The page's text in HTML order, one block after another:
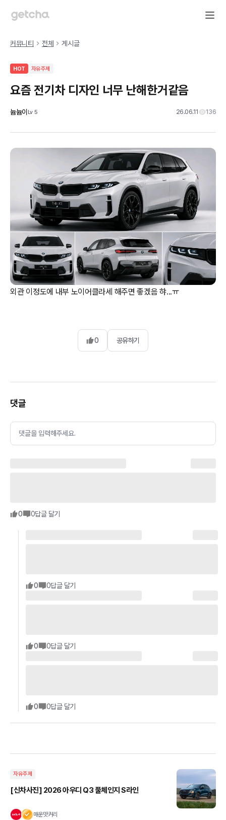
커뮤니티 전체 게시글
HOT 자유주제
요즘 전기차 디자인 너무 난해한거같음
늄늄이 Lv5 26.06.11 136
외관 이정도에 내부 노이어클라세 해주면 좋겠음 햐...ㅠ
0 공유하기
댓글
댓글을 입력해주세요.
0 0답글 달기
0 0답글 달기
0 0답글 달기
0 0답글 달기
자유주제
[신차사진] 2026 아우디 Q3 풀체인지 S라인
매운맛커리